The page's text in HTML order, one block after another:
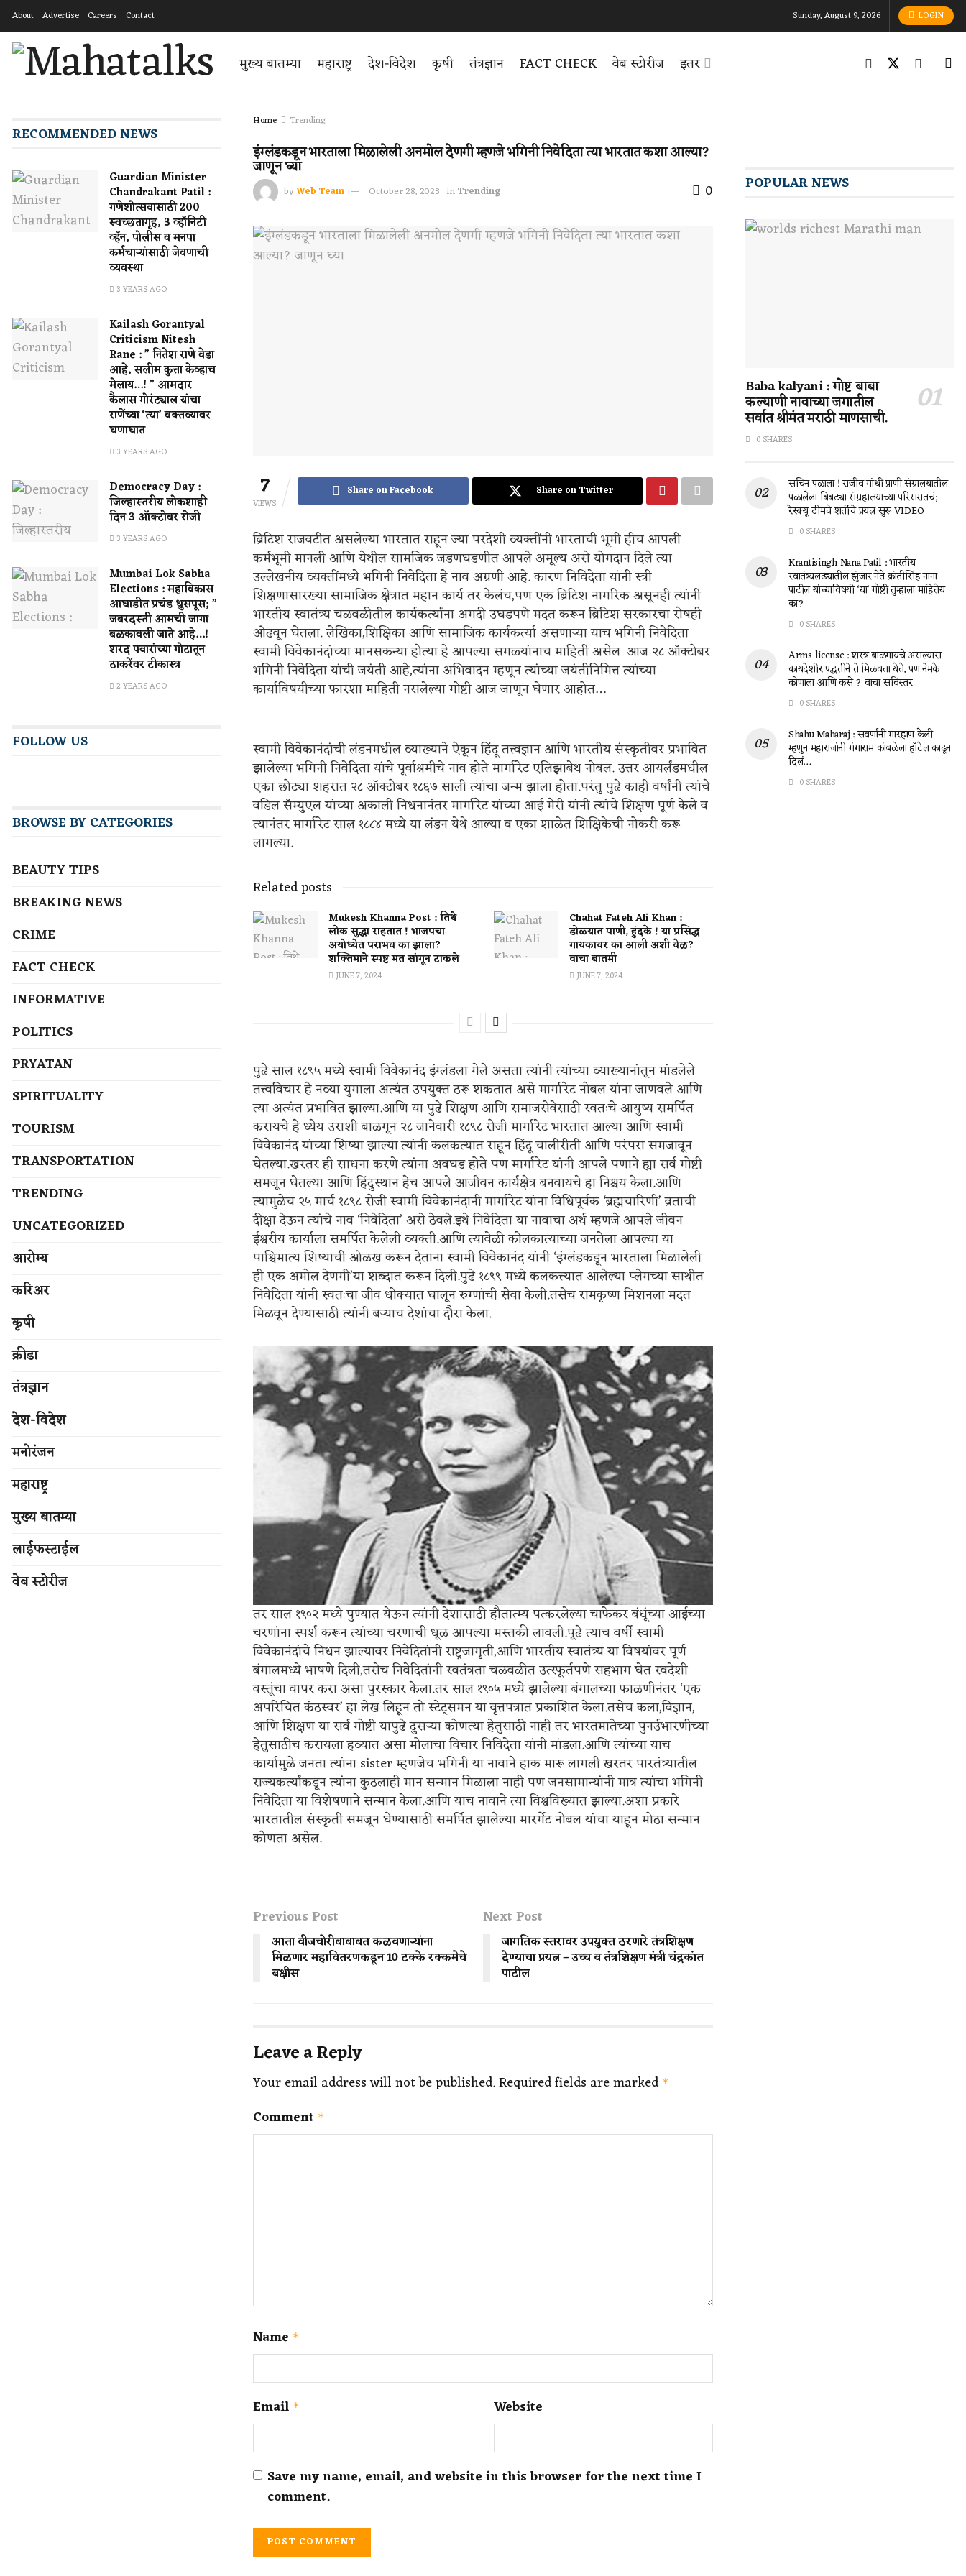
About Advertise Careers Contact Sunday, August 9, 2026 LOGIN
मुख्य बातम्या महाराष्ट्र देश-विदेश कृषी तंत्रज्ञान FACT CHECK वेब स्टोरीज इतर
Home Trending
इंग्लंडकडून भारताला मिळालेली अनमोल देणगी म्हणजे भगिनी निवेदिता त्या भारतात कशा आल्या?
जाणून घ्या
byWeb Team October 28, 2023 inTrending 0
7
VIEWS
Share on Facebook Share on Twitter
ब्रिटिश राजवटीत असलेल्या भारतात राहून ज्या परदेशी व्यक्तींनी भारताची भूमी हीच आपली
कर्मभूमी मानली आणि येथील सामजिक जडणघडणीत आपले अमूल्य असे योगदान दिले त्या
उल्लेखनीय व्यक्तींमध्ये भगिनी निवेदिता हे नाव अग्रणी आहे. कारण निविदेता यांनी स्त्री
शिक्षणासारख्या सामाजिक क्षेत्रात महान कार्य तर केलंच,पण एक ब्रिटिश नागरिक असूनही त्यांनी
भारतीय स्वातंत्र्य चळवळीतील कार्यकर्त्यांना अगदी उघडपणे मदत करून ब्रिटिश सरकारचा रोषही
ओढवून घेतला. लेखिका,शिक्षिका आणि सामाजिक कार्यकर्त्या असणाऱ्या याच भगिनी निवेदिता
स्वामी विवेकानंदांच्या मानसकन्या होत्या हे आपल्या सगळ्यांनाच माहिती असेल. आज २८ ऑक्टोबर
भगिनी निवेदिता यांची जयंती आहे,त्यांना अभिवादन म्हणून त्यांच्या जयंतीनिमित्त त्यांच्या
कार्याविषयीच्या फारशा माहिती नसलेल्या गोष्टी आज जाणून घेणार आहोत…
स्वामी विवेकानंदांची लंडनमधील व्याख्याने ऐकून हिंदू तत्त्वज्ञान आणि भारतीय संस्कृतीवर प्रभावित
झालेल्या भगिनी निवेदिता यांचे पूर्वाश्रमीचे नाव होते मार्गारेट एलिझाबेथ नोबल. उत्तर आयर्लंडमधील
एका छोट्या शहरात २८ ऑक्टोबर १८६७ साली त्यांचा जन्म झाला होता.परंतु पुढे काही वर्षांनी त्यांचे
वडिल सॅम्युएल यांच्या अकाली निधनानंतर मार्गारेट यांच्या आई मेरी यांनी त्यांचे शिक्षण पूर्ण केले व
त्यानंतर मार्गारेट साल १८८४ मध्ये या लंडन येथे आल्या व एका शाळेत शिक्षिकेची नोकरी करू
लागल्या.
Related posts
Mukesh Khanna Post : तिथे
लोक सुद्धा राहतात ! भाजपचा
अयोध्येत पराभव का झाला?
शक्तिमाने स्पष्ट मत सांगून टाकले
JUNE 7, 2024
Chahat Fateh Ali Khan :
डोळ्यात पाणी, हुंदके ! या प्रसिद्ध
गायकावर का आली अशी वेळ?
वाचा बातमी
JUNE 7, 2024
पुढे साल १८९५ मध्ये स्वामी विवेकानंद इंग्लंडला गेले असता त्यांनी त्यांच्या व्याख्यानांतून मांडलेले
तत्त्वविचार हे नव्या युगाला अत्यंत उपयुक्त ठरू शकतात असे मार्गारेट नोबल यांना जाणवले आणि
त्या अत्यंत प्रभावित झाल्या.आणि या पुढे शिक्षण आणि समाजसेवेसाठी स्वतःचे आयुष्य समर्पित
करायचे हे ध्येय उराशी बाळगून २८ जानेवारी १८९८ रोजी मार्गारेट भारतात आल्या आणि स्वामी
विवेकानंद यांच्या शिष्या झाल्या.त्यांनी कलकत्यात राहून हिंदू चालीरीती आणि परंपरा समजावून
घेतल्या.खरतर ही साधना करणे त्यांना अवघड होते पण मार्गारेट यांनी आपले पणाने ह्या सर्व गोष्टी
समजून घेतल्या आणि हिंदुस्थान हेच आपले आजीवन कार्यक्षेत्र बनवायचे हा निश्चय केला.आणि
त्यामुळेच २५ मार्च १८९८ रोजी स्वामी विवेकानंदानी मार्गारेट यांना विधिपूर्वक ‘ब्रह्मचारिणी’ व्रताची
दीक्षा देऊन त्यांचे नाव ‘निवेदिता’ असे ठेवले.इथे निवेदिता या नावाचा अर्थ म्हणजे आपले जीवन
ईश्वरीय कार्याला समर्पित केलेली व्यक्ती.आणि त्यावेळी कोलकात्याच्या जनतेला आपल्या या
पाश्चिमात्य शिष्याची ओळख करून देताना स्वामी विवेकानंद यांनी ‘इंग्लंडकडून भारताला मिळालेली
ही एक अमोल देणगी’या शब्दात करून दिली.पुढे १८९९ मध्ये कलकत्त्यात आलेल्या प्लेगच्या साथीत
निवेदिता यांनी स्वतःचा जीव धोक्यात घालून रुग्णांची सेवा केली.तसेच रामकृष्ण मिशनला मदत
मिळवून देण्यासाठी त्यांनी बऱ्याच देशांचा दौरा केला.
तर साल १९०२ मध्ये पुण्यात येऊन त्यांनी देशासाठी हौतात्म्य पत्करलेल्या चाफेकर बंधूंच्या आईच्या
चरणांना स्पर्श करून त्यांच्या चरणाची धूळ आपल्या मस्तकी लावली.पूढे त्याच वर्षी स्वामी
विवेकानंदांचे निधन झाल्यावर निवेदितांनी राष्ट्रजागृती,आणि भारतीय स्वातंत्र्य या विषयांवर पूर्ण
बंगालमध्ये भाषणे दिली,तसेच निवेदितांनी स्वतंत्रता चळवळीत उत्स्फूर्तपणे सहभाग घेत स्वदेशी
वस्तूंचा वापर करा असा पुरस्कार केला.तर साल १९०५ मध्ये झालेल्या बंगालच्या फाळणीनंतर ‘एक
अपरिचित कंठस्वर’ हा लेख लिहून तो स्टेट्समन या वृत्तपत्रात प्रकाशित केला.तसेच कला,विज्ञान,
आणि शिक्षण या सर्व गोष्टी यापुढे दुसऱ्या कोणत्या हेतुसाठी नाही तर भारतमातेच्या पुनर्उभारणीच्या
हेतुसाठीच करायला हव्यात असा मोलाचा विचार निविदेता यांनी मांडला.आणि त्यांच्या याच
कार्यामुळे जनता त्यांना sister म्हणजेच भगिनी या नावाने हाक मारू लागली.खरतर पारतंत्र्यातील
राज्यकर्त्यांकडून त्यांना कुठलाही मान सन्मान मिळाला नाही पण जनसामान्यांनी मात्र त्यांचा भगिनी
निवेदिता या विशेषणाने सन्मान केला.आणि याच नावाने त्या विश्वविख्यात झाल्या.अशा प्रकारे
भारतातील संस्कृती समजून घेण्यासाठी समर्पित झालेल्या मारर्गेट नोबल यांचा याहून मोठा सन्मान
कोणता असेल.
Previous Post
आता वीजचोरीबाबाबत कळवणाऱ्यांना
मिळणार महावितरणकडून 10 टक्के रक्कमेचे
बक्षीस
Next Post
जागतिक स्तरावर उपयुक्त ठरणारे तंत्रशिक्षण
देण्याचा प्रयत्न – उच्च व तंत्रशिक्षण मंत्री चंद्रकांत
पाटील
Leave a Reply
Your email address will not be published.Required fields are marked *
Comment *
Name *
Email * Website
Save my name, email, and website in this browser for the next time I
comment.
RECOMMENDED NEWS
Guardian Minister
Chandrakant Patil :
गणेशोत्सवासाठी 200
स्वच्छतागृह, 3 व्हॉनिटी
व्हॅन, पोलीस व मनपा
कर्मचाऱ्यांसाठी जेवणाची
व्यवस्था
3 YEARS AGO
Kailash Gorantyal
Criticism Nitesh
Rane : ” नितेश राणे वेडा
आहे, सलीम कुत्ता केव्हाच
मेलाय…! ” आमदार
कैलास गोरंट्याल यांचा
राणेंच्या ‘त्या’ वक्तव्यावर
घणाघात
3 YEARS AGO
Democracy Day :
जिल्हास्तरीय लोकशाही
दिन 3 ऑक्टोबर रोजी
3 YEARS AGO
Mumbai Lok Sabha
Elections : महाविकास
आघाडीत प्रचंड धुसपूस; ”
जबरदस्ती आमची जागा
बळकावली जाते आहे…!
शरद पवारांच्या गोटातून
ठाकरेंवर टीकास्त्र
2 YEARS AGO
FOLLOW US
BROWSE BY CATEGORIES
BEAUTY TIPS
BREAKING NEWS
CRIME
FACT CHECK
INFORMATIVE
POLITICS
PRYATAN
SPIRITUALITY
TOURISM
TRANSPORTATION
TRENDING
UNCATEGORIZED
आरोग्य
करिअर
कृषी
क्रीडा
तंत्रज्ञान
देश-विदेश
मनोरंजन
महाराष्ट्र
मुख्य बातम्या
लाईफस्टाईल
वेब स्टोरीज
POPULAR NEWS
Baba kalyani : गोष्ट बाबा
कल्याणी नावाच्या जगातील
सर्वात श्रीमंत मराठी माणसाची.
0 SHARES
सचिन पळाला ! राजीव गांधी प्राणी संग्रालयातील
पळालेला बिबट्या संग्रहालयाच्या परिसरातचं;
रेस्क्यू टीमचे शर्तीचे प्रयत्न सुरू VIDEO
0 SHARES
Krantisingh Nana Patil : भारतीय
स्वातंत्र्यलढ्यातील झुंजार नेते क्रांतीसिंह नाना
पाटील यांच्याविषयी ‘या’ गोष्टी तुम्हाला माहितेय
का?
0 SHARES
Arms license : शस्त्र बाळगायचे असल्यास
कायदेशीर पद्धतीने ते मिळवता येते, पण नेमके
कोणाला आणि कसे ? वाचा सविस्तर
0 SHARES
Shahu Maharaj : सवर्णांनी मारहाण केली
म्हणुन महाराजांनी गंगाराम कांबळेला हॉटेल काढून
दिलं…
0 SHARES